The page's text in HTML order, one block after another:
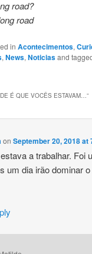
road?
road
in Acontecimentos,
, News, Noticiasand
É QUE VOCÊS ESTAVAM… ”
onSeptember 20, 2018 at
a trabalhar. Foi
um dia irão dominar